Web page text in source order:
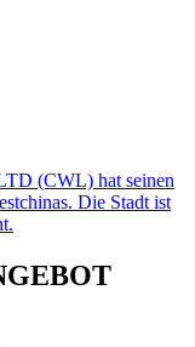
(CWL) hat seinen
Die Stadt ist